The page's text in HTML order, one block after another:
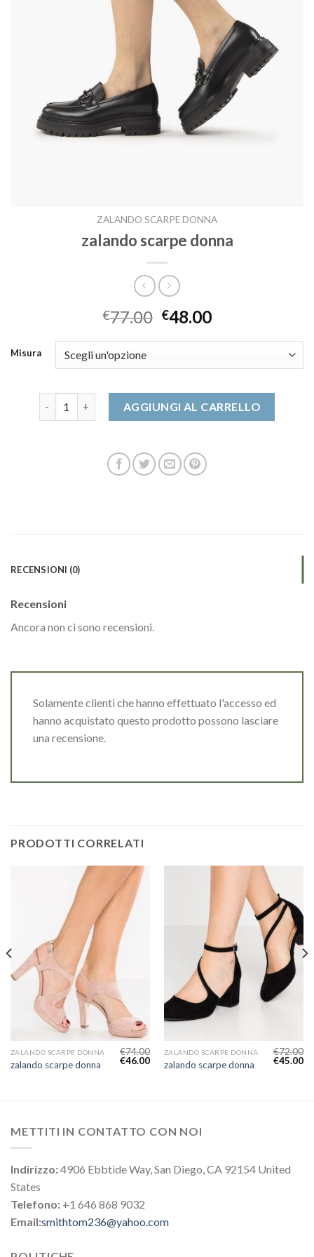
ZALANDO SCARPE DONNA
zalando scarpe donna
€77.00 €48.00
Misura
AGGIUNGI AL CARRELLO
RECENSIONI (0)
Recensioni
Ancora non ci sono recensioni.
Solamente clienti che hanno effettuato l'accesso ed
hanno acquistato questo prodotto possono lasciare
una recensione.
PRODOTTI CORRELATI
ZALANDO SCARPE DONNA
zalando scarpe donna
€74.00
€46.00
ZALANDO SCARPE DONNA
zalando scarpe donna
€72.00
€45.00
METTITI IN CONTATTO CON NOI
Indirizzo:4906 Ebbtide Way, San Diego, CA 92154 United
States
Telefono: +1 646 868 9032
Email:smithtom236@yahoo.com